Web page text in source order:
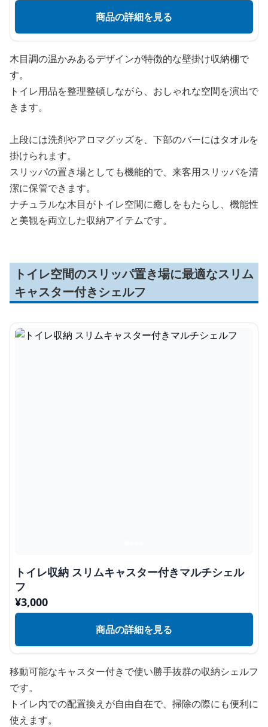
商品の詳細を見る
木目調の温かみあるデザインが特徴的な壁掛け収納棚で
す。
トイレ用品を整理整頓しながら、おしゃれな空間を演出で
きます。
上段には洗剤やアロマグッズを、下部のバーにはタオルを
掛けられます。
スリッパの置き場としても機能的で、来客用スリッパを清
潔に保管できます。
ナチュラルな木目がトイレ空間に癒しをもたらし、機能性
と美観を両立した収納アイテムです。
トイレ空間のスリッパ置き場に最適なスリム
キャスター付きシェルフ
トイレ収納 スリムキャスター付きマルチシェル
フ
¥3,000
商品の詳細を見る
移動可能なキャスター付きで使い勝手抜群の収納シェルフ
です。
トイレ内での配置換えが自由自在で、掃除の際にも便利に
使えます。